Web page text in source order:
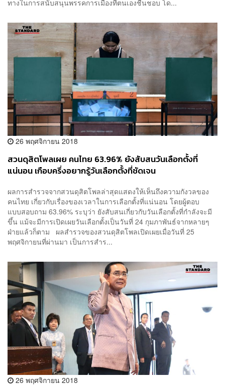
ทางในการสนับสนุนพรรคการเมืองที่ตนเองชื่นชอบ โด...
26 พฤศจิกายน 2018
สวนดุสิตโพลเผย คนไทย 63.96% ยังสับสนวันเลือกตั้งที่
แน่นอน เกือบครึ่งอยากรู้วันเลือกตั้งที่ชัดเจน
ผลการสำรวจจากสวนดุสิตโพลล่าสุดแสดงให้เห็นถึงความกังวลของ
คนไทย เกี่ยวกับเรื่องของเวลาในการเลือกตั้งที่แน่นอน โดยผู้ตอบ
แบบสอบถาม 63.96% ระบุว่า ยังสับสนเกี่ยวกับวันเลือกตั้งที่กำลังจะมี
ขึ้น แม้จะมีการเปิดเผยวันเลือกตั้งเป็นวันที่ 24 กุมภาพันธ์จากหลายๆ
ฝ่ายแล้วก็ตาม ผลสำรวจของสวนดุสิตโพลเปิดเผยเมื่อวันที่ 25
พฤศจิกายนที่ผ่านมา เป็นการสำร...
26 พฤศจิกายน 2018